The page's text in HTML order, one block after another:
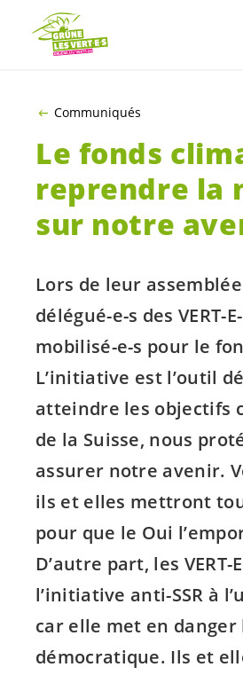
ALLER AU CONTENU PRINCIPAL
Communiqués
Le fonds
reprendre la
sur notre
Lors de leur
délégué-e-s des VERT-
mobilisé-e-s pour le
L’initiative est l’outil
atteindre les objectifs
de la Suisse, nous
assurer notre avenir.
ils et elles mettront
pour que le Oui
D’autre part, les VERT-
l’initiative anti-SSR à
car elle met en danger
démocratique. Ils et